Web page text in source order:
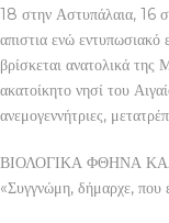
18 στην Αστυπάλαια, 16
απιστια ενώ εντυπωσιακό
βρίσκεται ανατολικά της
ακατοίκητο νησί του
ανεμογεννήτριες,
ΒΙΟΛΟΓΙΚΑ ΦΘΗΝΑ
«Συγγνώμη, δήμαρχε, που